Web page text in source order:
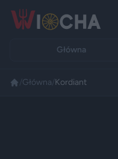
Główna
Główna Kordiant